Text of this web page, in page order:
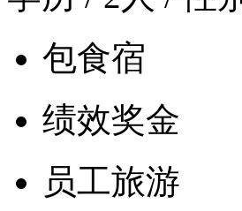
包食宿
绩效奖金
员工旅游